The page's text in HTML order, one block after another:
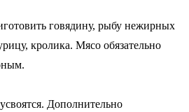
говядину, рыбу нежирных
кролика. Мясо обязательно
Дополнительно